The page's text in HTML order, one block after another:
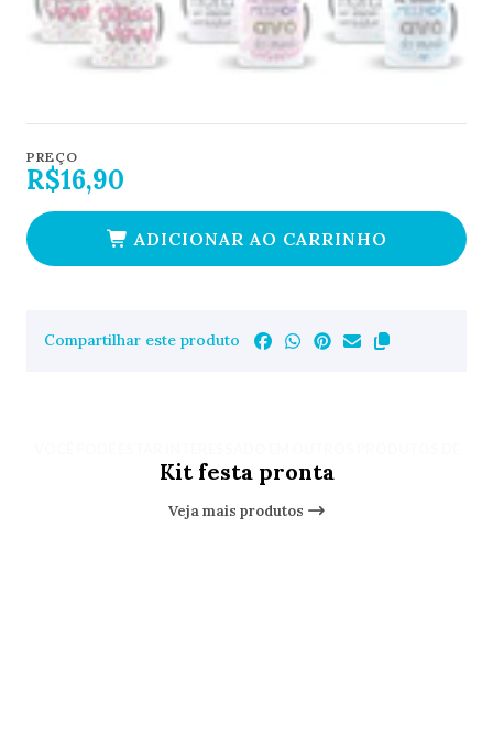
PREÇO
R$16,90
ADICIONAR AO CARRINHO
Compartilhar este produto
Kit festa pronta
Veja mais produtos